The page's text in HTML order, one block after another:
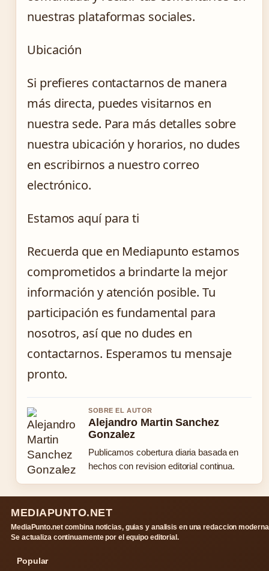
nuestras plataformas sociales.
Ubicación
Si prefieres contactarnos de manera
más directa, puedes visitarnos en
nuestra sede. Para más detalles sobre
nuestra ubicación y horarios, no dudes
en escribirnos a nuestro correo
electrónico.
Estamos aquí para ti
Recuerda que en Mediapunto estamos
comprometidos a brindarte la mejor
información y atención posible. Tu
participación es fundamental para
nosotros, así que no dudes en
contactarnos. Esperamos tu mensaje
pronto.
SOBRE EL AUTOR
Alejandro Martin Sanchez
Gonzalez
Publicamos cobertura diaria basada en
hechos con revision editorial continua.
MEDIAPUNTO.NET
MediaPunto.net combina noticias, guias y analisis en una redaccion
Se actualiza continuamente por el equipo editorial.
Popular